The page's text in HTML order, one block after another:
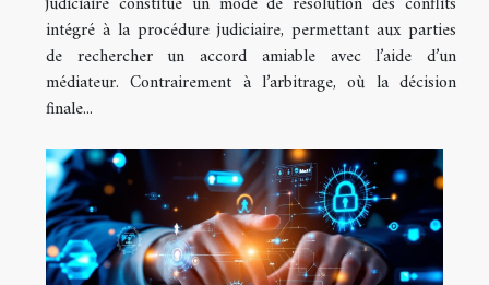
intégré à la procédure judiciaire, permettant aux parties
de rechercher un accord amiable avec l’aide d’un
médiateur. Contrairement à l’arbitrage, où la décision
finale...